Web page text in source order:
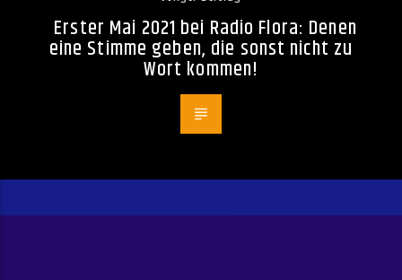
Erster Mai 2021 bei Radio Flora: Denen
eine Stimme geben, die sonst nicht zu
Wort kommen!